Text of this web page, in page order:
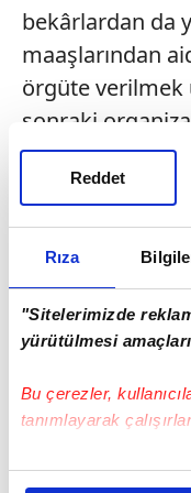
Rıza
"Sitelerimizde
yürütülmesi
Bu çerezler,
tanımlayarak
Bu çerezlere izin
Reddet
bekârlardan da
maaşlarından
örgüte verilmek
sonraki
üzerinden
ücreti adı
iddianamede